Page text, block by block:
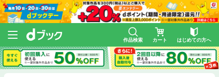
作品検索 カート はじめての方へ